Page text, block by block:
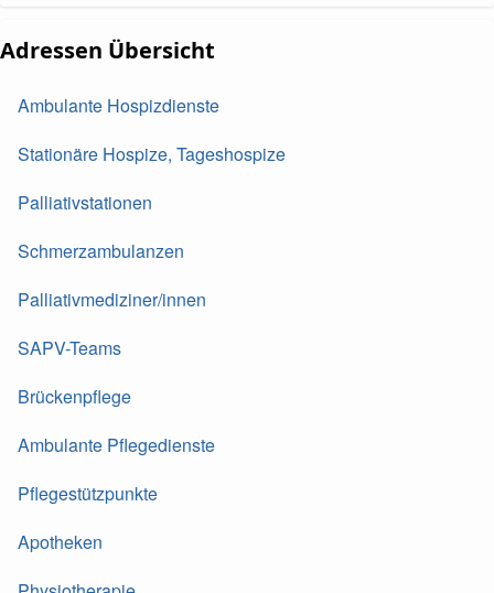
Adressen Übersicht
Ambulante Hospizdienste
Stationäre Hospize, Tageshospize
Palliativstationen
Schmerzambulanzen
Palliativmediziner/innen
SAPV-Teams
Brückenpflege
Ambulante Pflegedienste
Pflegestützpunkte
Apotheken